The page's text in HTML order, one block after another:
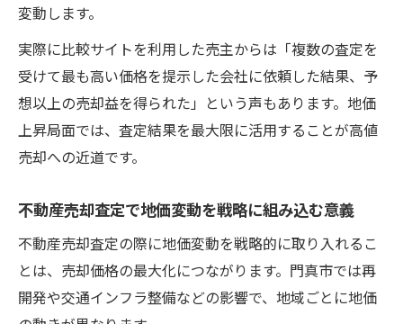
変動します。
実際に比較サイトを利用した売主からは「複数の査定を
受けて最も高い価格を提示した会社に依頼した結果、予
想以上の売却益を得られた」という声もあります。地価
上昇局面では、査定結果を最大限に活用することが高値
売却への近道です。
不動産売却査定で地価変動を戦略に組み込む意義
不動産売却査定の際に地価変動を戦略的に取り入れるこ
とは、売却価格の最大化につながります。門真市では再
開発や交通インフラ整備などの影響で、地域ごとに地価